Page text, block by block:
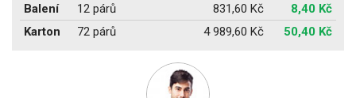
Balení
12 párů 831,60 Kč
8,40 Kč
Karton
72 párů 4 989,60 Kč 50,40 Kč